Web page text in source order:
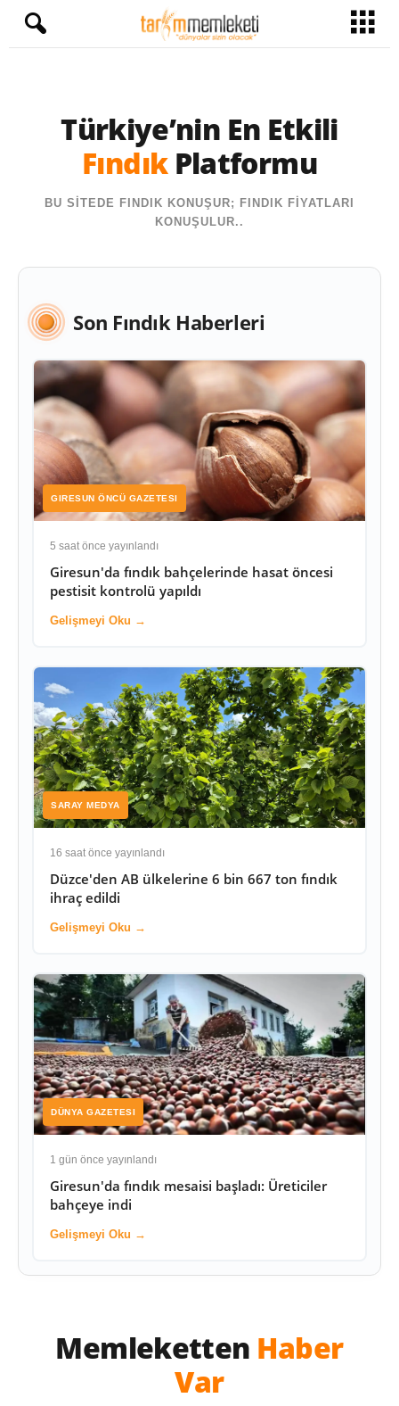
Türkiye’nin En Etkili
FındıkPlatformu
BU SİTEDE FINDIK KONUŞUR; FINDIK FİYATLARI
KONUŞULUR..
Son Fındık Haberleri
GIRESUN ÖNCÜ GAZETESI
5 saat önce yayınlandı
Giresun'da fındık bahçelerinde hasat öncesi
pestisit kontrolü yapıldı
Gelişmeyi Oku →
SARAY MEDYA
16 saat önce yayınlandı
Düzce'den AB ülkelerine 6 bin 667 ton fındık
ihraç edildi
Gelişmeyi Oku →
DÜNYA GAZETESI
1 gün önce yayınlandı
Giresun'da fındık mesaisi başladı: Üreticiler
bahçeye indi
Gelişmeyi Oku →
Memleketten Haber
Var